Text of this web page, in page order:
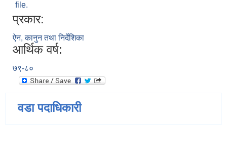
file.
प्रकार:
ऐन, कानुन तथा निर्देशिका
आर्थिक वर्ष:
७९-८०
वडा पदाधिकारी